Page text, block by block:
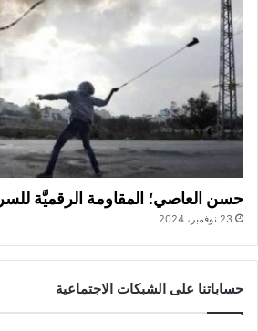
حسن العاصي؛ المقاومة الرقميَّة
23 نوفمبر، 2024
حساباتنا على الشبكات الاجتماعية